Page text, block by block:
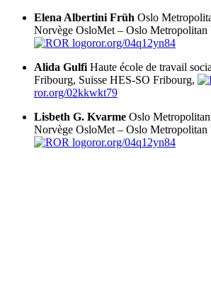
Elena Albertini Früh Oslo
Norvège OsloMet – Oslo Metropolitan
ror.org/04q12yn84
Alida Gulfi Haute école de travail
Fribourg, Suisse HES-SO Fribourg,
ror.org/02kkwkt79
Lisbeth G. Kvarme Oslo
Norvège OsloMet – Oslo Metropolitan
ror.org/04q12yn84